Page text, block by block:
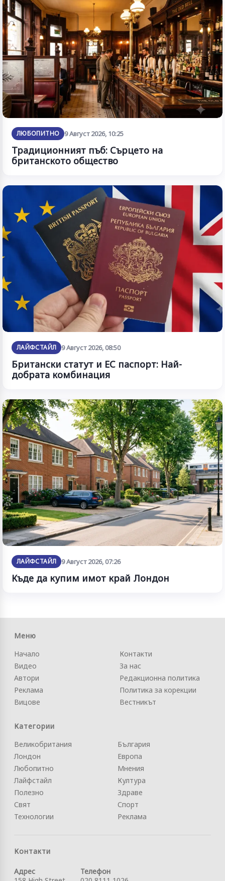
ЛЮБОПИТНО 9 Август 2026, 10:25
Традиционният пъб: Сърцето на
британското общество
ЛАЙФСТАЙЛ 9 Август 2026, 08:50
Британски статут и ЕС паспорт: Най-
добрата комбинация
ЛАЙФСТАЙЛ 9 Август 2026, 07:26
Къде да купим имот край Лондон
Меню
Начало
Видео
Автори
Реклама
Вицове
Контакти
За нас
Редакционна политика
Политика за корекции
Вестникът
Категории
Великобритания
Лондон
Любопитно
Лайфстайл
Полезно
Свят
Технологии
България
Европа
Мнения
Култура
Здраве
Спорт
Реклама
Контакти
Адрес
Телефон